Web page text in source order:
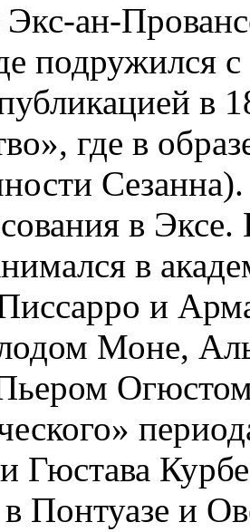
Экс-ан-
подружился
в
где в
в Эксе.
в
и
Моне,
Гюстава
Понтуазе и